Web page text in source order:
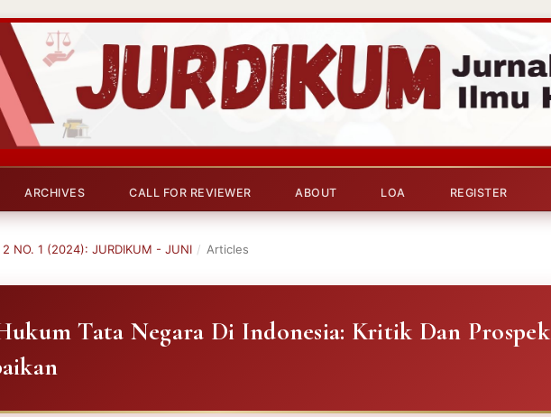
ARCHIVES CALL FOR REVIEWER ABOUT LOA REGISTER
2 NO. 1 (2024): JURDIKUM - JUNI / Articles
Tata Negara Di Indonesia: Kritik Dan Prospek